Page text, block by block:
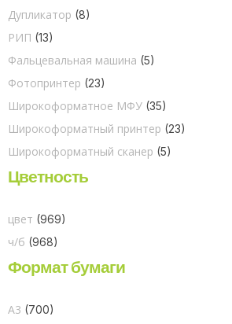
Дупликатор (8)
РИП (13)
Фальцевальная машина (5)
Фотопринтер (23)
Широкоформатное МФУ (35)
Широкоформатный принтер (23)
Широкоформатный сканер (5)
Цветность
цвет (969)
ч/б (968)
Формат бумаги
A3 (700)